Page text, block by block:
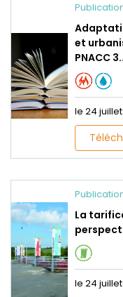
et
PNACC
le 24
La
le 24